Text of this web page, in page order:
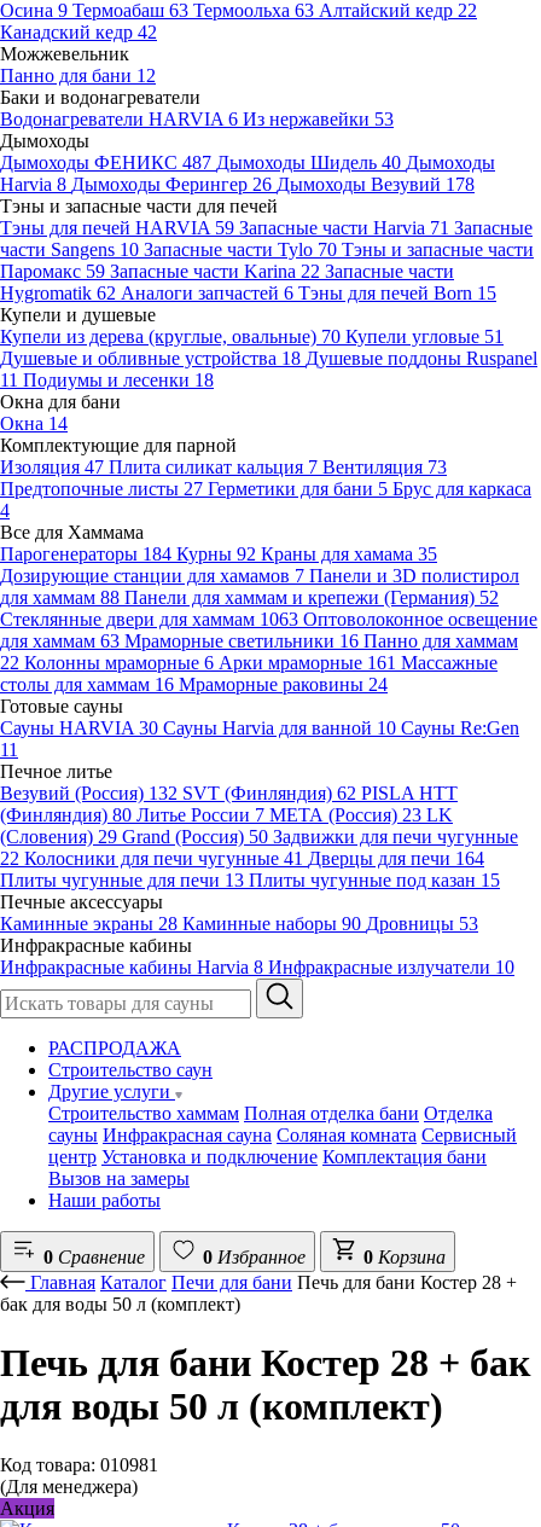
Осина 9 Термоабаш 63 Термоольха 63 Алтайский кедр 22
Канадский кедр 42
Можжевельник
Панно для бани 12
Баки и водонагреватели
Водонагреватели HARVIA 6 Из нержавейки 53
Дымоходы
Дымоходы ФЕНИКС 487 Дымоходы Шидель 40 Дымоходы
Harvia 8 Дымоходы Ферингер 26 Дымоходы Везувий 178
Тэны и запасные части для печей
Тэны для печей HARVIA 59 Запасные части Harvia 71 Запасные
части Sangens 10 Запасные части Tylo 70 Тэны и запасные части
Паромакс 59 Запасные части Karina 22 Запасные части
Hygromatik 62 Аналоги запчастей 6 Тэны для печей Born 15
Купели и душевые
Купели из дерева (круглые, овальные) 70 Купели угловые 51
Душевые и обливные устройства 18 Душевые поддоны Ruspanel
11 Подиумы и лесенки 18
Окна для бани
Окна 14
Комплектующие для парной
Изоляция 47 Плита силикат кальция 7 Вентиляция 73
Предтопочные листы 27 Герметики для бани 5 Брус для каркаса
4
Все для Хаммама
Парогенераторы 184 Курны 92 Краны для хамама 35
Дозирующие станции для хамамов 7 Панели и 3D полистирол
для хаммам 88 Панели для хаммам и крепежи (Германия) 52
Стеклянные двери для хаммам 1063 Оптоволоконное освещение
для хаммам 63 Мраморные светильники 16 Панно для хаммам
22 Колонны мраморные 6 Арки мраморные 161 Массажные
столы для хаммам 16 Мраморные раковины 24
Готовые сауны
Сауны HARVIA 30 Сауны Harvia для ванной 10 Сауны Re:Gen
11
Печное литье
Везувий (Россия) 132 SVT (Финляндия) 62 PISLA HTT
(Финляндия) 80 Литье России 7 МЕТА (Россия) 23 LK
(Словения) 29 Grand (Россия) 50 Задвижки для печи чугунные
22 Колосники для печи чугунные 41 Дверцы для печи 164
Плиты чугунные для печи 13 Плиты чугунные под казан 15
Печные аксессуары
Каминные экраны 28 Каминные наборы 90 Дровницы 53
Инфракрасные кабины
Инфракрасные кабины Harvia 8 Инфракрасные излучатели 10
РАСПРОДАЖА
Строительство саун
Другие услуги
Строительство хаммам Полная отделка бани Отделка
сауны Инфракрасная сауна Соляная комната Сервисный
центр Установка и подключение Комплектация бани
Вызов на замеры
Наши работы
0 Сравнение 0 Избранное 0 Корзина
Главная Каталог Печи для бани Печь для бани Костер 28 +
бак для воды 50 л (комплект)
Печь для бани Костер 28 + бак
для воды 50 л (комплект)
Код товара: 010981
(Для менеджера)
Акция